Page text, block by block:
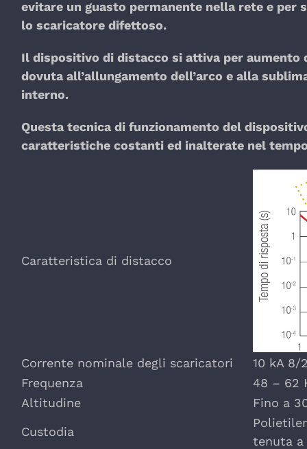
evitare un guasto permanente nella rete e per
lo scaricatore difettoso.
Il dispositivo di distacco si attiva per aumento
dovuta all’allungamento dell’arco e alla
interno.
Questa tecnica di funzionamento del
caratteristiche costanti ed inalterate nel
Caratteristica di distacco
Corrente nominale degli scaricatori
10 kA 8/
Frequenza
48 – 62
Altitudine
Fino a
Custodia
tenuta a